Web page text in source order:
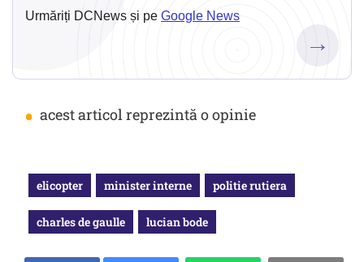
Urmăriți DCNews și pe Google News
→
• acest articol reprezintă o opinie
elicopter minister interne politie rutiera
charles de gaulle lucian bode